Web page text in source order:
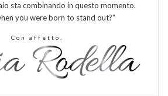
sta combinando in questo momento.
you were born to stand out?"
Con affetto,